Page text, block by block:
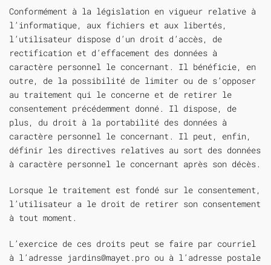
Conformément à la législation en vigueur relative à
l’informatique, aux fichiers et aux libertés,
l’utilisateur dispose d’un droit d’accès, de
rectification et d’effacement des données à
caractère personnel le concernant. Il bénéficie, en
outre, de la possibilité de limiter ou de s’opposer
au traitement qui le concerne et de retirer le
consentement précédemment donné. Il dispose, de
plus, du droit à la portabilité des données à
caractère personnel le concernant. Il peut, enfin,
définir les directives relatives au sort des données
à caractère personnel le concernant après son décès.
Lorsque le traitement est fondé sur le consentement,
l’utilisateur a le droit de retirer son consentement
à tout moment.
L’exercice de ces droits peut se faire par courriel
à l’adresse jardins@mayet.pro ou à l’adresse postale